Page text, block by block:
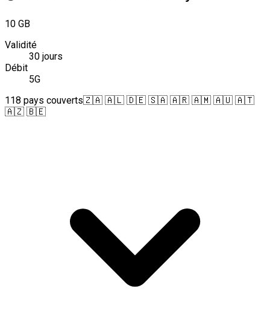
10 GB
Validité
30 jours
Débit
5G
118 pays couverts🇿🇦 🇦🇱 🇩🇪 🇸🇦 🇦🇷 🇦🇲 🇦🇺 🇦🇹
🇦🇿 🇧🇪